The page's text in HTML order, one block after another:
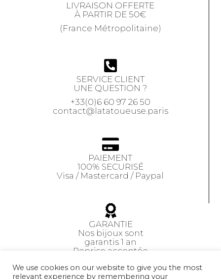
LIVRAISON OFFERTE
À PARTIR DE 50€
(France Métropolitaine)
SERVICE CLIENT
UNE QUESTION ?
+33(0)6 60 97 26 50
contact@latatoueuse.paris
PAIEMENT
100% SECURISÉ
Visa / Mastercard / Paypal
GARANTIE
Nos bijoux sont
garantis 1 an
Reprise acceptée
We use cookies on our website to give you the most
relevant experience by remembering your